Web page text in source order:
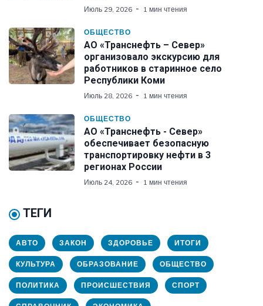
Июль 29, 2026 1 мин чтения
ОБЩЕСТВО
АО «Транснефть – Север»
организовало экскурсию для
работников в старинное село
Республики Коми
Июль 28, 2026 1 мин чтения
ОБЩЕСТВО
АО «Транснефть - Север»
обеспечивает безопасную
транспортировку нефти в 3
регионах России
Июль 24, 2026 1 мин чтения
ТЕГИ
АВТО ЗАКОН ЗДОРОВЬЕ ИТОГИ
КУЛЬТУРА ОБРАЗОВАНИЕ ОБЩЕСТВО
ПОЛИТИКА ПРОИСШЕСТВИЯ СПОРТ